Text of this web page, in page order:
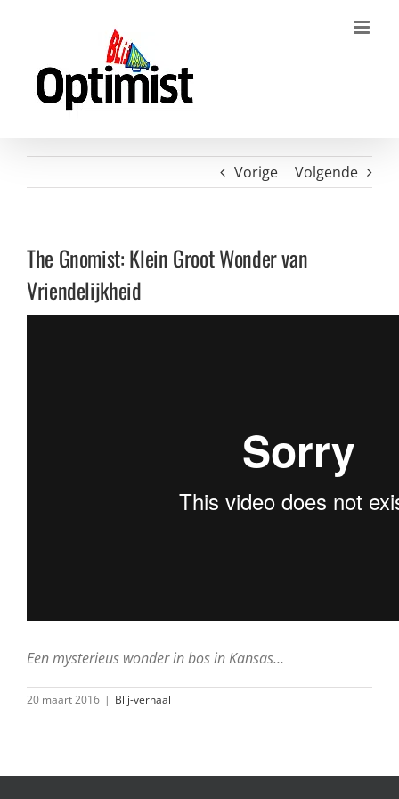
Vorige Volgende
The Gnomist: Klein Groot Wonder van
Vriendelijkheid
Een mysterieus wonder in bos in Kansas…
20 maart 2016 | Blij-verhaal